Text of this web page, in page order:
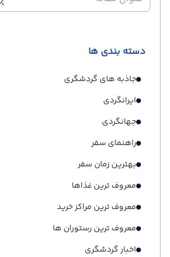
دسته بندی ها
جاذبه های گردشگری
ایرانگردی
جهانگردی
راهنمای سفر
بهترین زمان سفر
معروف ترین غذاها
معروف ترین مراکز خرید
معروف ترین رستوران ها
اخبار گردشگری